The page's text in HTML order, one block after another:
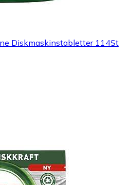
Diskmaskinstabletter 114St